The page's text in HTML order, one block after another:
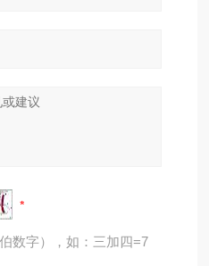
数字），如：三加四=7